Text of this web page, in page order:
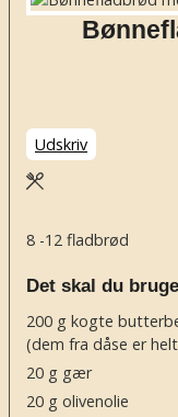
Udskriv
8 -12 fladbrød
Det skal du bruge
200 g kogte
(dem fra dåse er
20 g gær
20 g olivenolie